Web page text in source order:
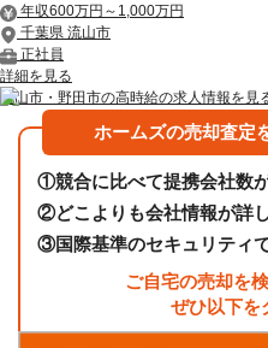
年収600万円～1,000万円
千葉県 流山市
正社員
詳細を見る
流山市・野田市の高時給の求人情報を見
ホームズの売却査定
①競合に比べて提携会社数
②どこよりも会社情報が詳
③国際基準のセキュリティ
ご自宅の売却を
ぜひ以下